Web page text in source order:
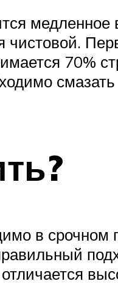
чистовой.
70%
в срочном